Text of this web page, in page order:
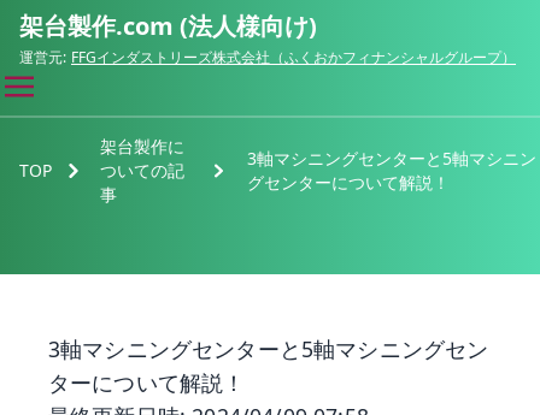
架台製作.com (法人様向け)
運営元: FFGインダストリーズ株式会社（ふくおかフィナンシャルグループ）
TOP
架台製作に
ついての記
事
3軸マシニングセンターと5軸マシニン
グセンターについて解説！
3軸マシニングセンターと5軸マシニングセン
ターについて解説！